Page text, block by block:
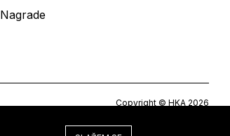
Nagrade
Copyright © HKA 2026